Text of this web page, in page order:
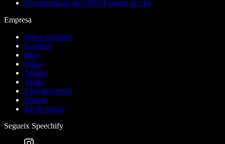
Documentació de l’API d’agents de veu
Empresa
Sobre nosaltres
Contacte
Blog
Feina
Afiliats
Ajuda
Estat del servei
Premsa
Kit de marca
Segueix Speechify